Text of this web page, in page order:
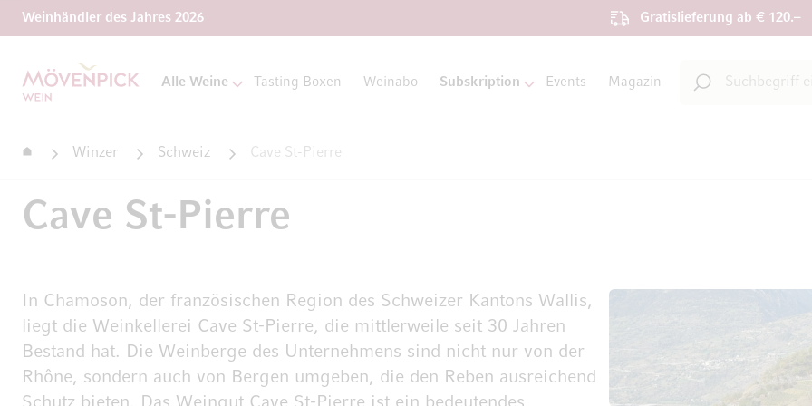
Weinhändler des Jahres 2026 Gratislieferung ab € 120.–
Zur Startseite
Alle Weine Tasting Boxen Weinabo Subskription Events Magazin
Suche
StartseiteWinzer Schweiz Cave St-Pierre
Cave St-Pierre
In Chamoson, der französischen Region des Schweizer Kantons Wallis,
liegt die Weinkellerei Cave St-Pierre, die mittlerweile seit 30 Jahren
Bestand hat. Die Weinberge des Unternehmens sind nicht nur von der
Rhône, sondern auch von Bergen umgeben, die den Reben ausreichend